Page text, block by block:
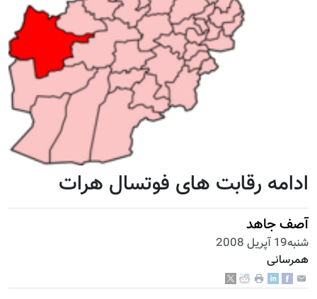
ادامه رقابت های فوتسال هرات
آصف جاهد
شنبه19 آپریل 2008
همرسانی